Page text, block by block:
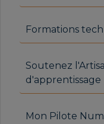
Formations
Soutenez
d'apprentissage
Mon Pilote